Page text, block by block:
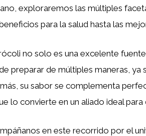
exploraremos las múltiples
para la salud hasta las
no solo es una excelente
preparar de múltiples maneras, ya
su sabor se complementa
lo convierte en un aliado ideal
en este recorrido por el